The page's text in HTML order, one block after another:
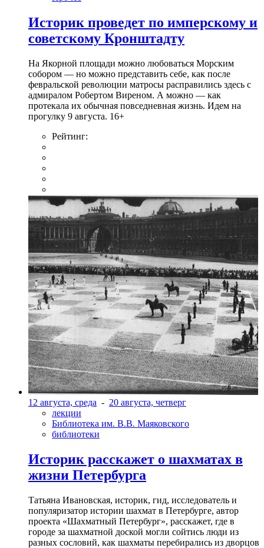
Историк проведет по имперскому и
советскому Кронштадту
На Якорной площади можно любоваться Морским
собором — но можно представить себе, как после
февральской революции матросы расправились здесь с
адмиралом Робертом Виреном. А можно — как
протекала их обычная повседневная жизнь. Идем на
прогулку 9 августа. 16+
Рейтинг:
12 августа, среда - 20 августа, четверг
лекции
Библиотека им. В.В. Маяковского
библиотеки
Историк расскажет о шахматах в
жизни Петербурга
Татьяна Ивановская, историк, гид, исследователь и
популяризатор истории шахмат в Петербурге, автор
проекта «Шахматный Петербург», расскажет, где в
городе за шахматной доской могли сойтись люди из
разных сословий, как шахматы перебирались из дворцов